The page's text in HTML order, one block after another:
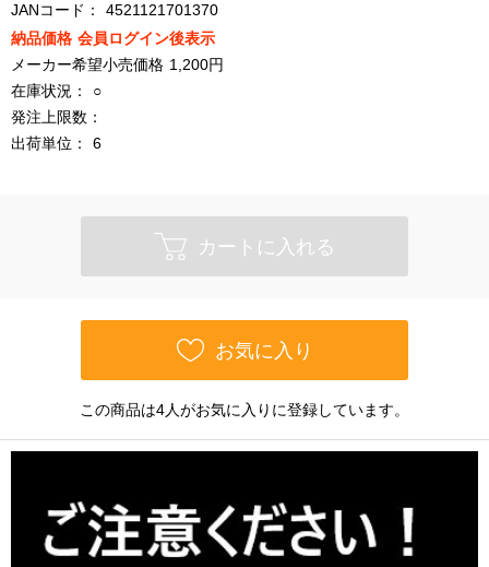
JANコード：
4521121701370
納品価格 会員ログイン後表示
メーカー希望小売価格 1,200円
在庫状況：
○
発注上限数：
出荷単位：
6
カートに入れる
お気に入り
この商品は4人がお気に入りに登録しています。